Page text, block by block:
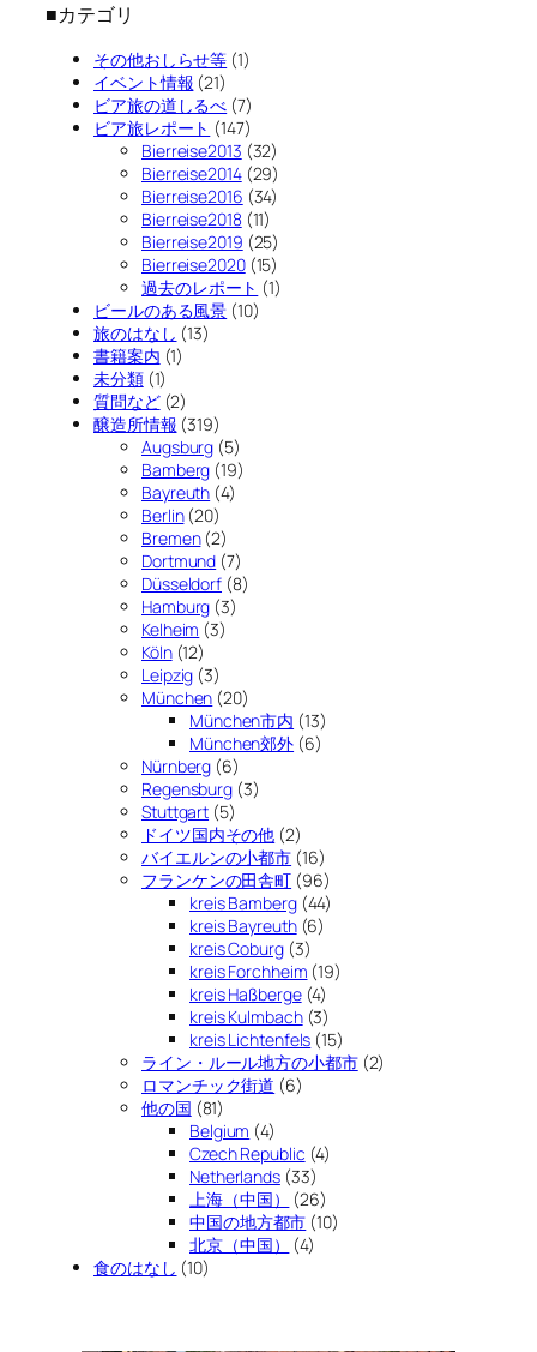
■カテゴリ
その他おしらせ等 (1)
イベント情報 (21)
ビア旅の道しるべ (7)
ビア旅レポート (147)
Bierreise2013 (32)
Bierreise2014(29)
Bierreise2016 (34)
Bierreise2018(11)
Bierreise2019 (25)
Bierreise2020(15)
過去のレポート (1)
ビールのある風景 (10)
旅のはなし (13)
書籍案内 (1)
未分類(1)
質問など(2)
醸造所情報 (319)
Augsburg (5)
Bamberg (19)
Bayreuth (4)
Berlin(20)
Bremen(2)
Dortmund (7)
Düsseldorf (8)
Hamburg (3)
Kelheim (3)
Köln(12)
Leipzig (3)
München (20)
München市内 (13)
München郊外 (6)
Nürnberg (6)
Regensburg (3)
Stuttgart (5)
ドイツ国内その他 (2)
バイエルンの小都市 (16)
フランケンの田舎町 (96)
kreis Bamberg(44)
kreis Bayreuth(6)
kreis Coburg(3)
kreis Forchheim (19)
kreis Haßberge(4)
kreis Kulmbach(3)
kreis Lichtenfels (15)
ライン・ルール地方の小都市(2)
ロマンチック街道 (6)
他の国 (81)
Belgium (4)
Czech Republic (4)
Netherlands(33)
上海（中国）
(26)
中国の地方都市 (10)
北京（中国）
(4)
食のはなし (10)